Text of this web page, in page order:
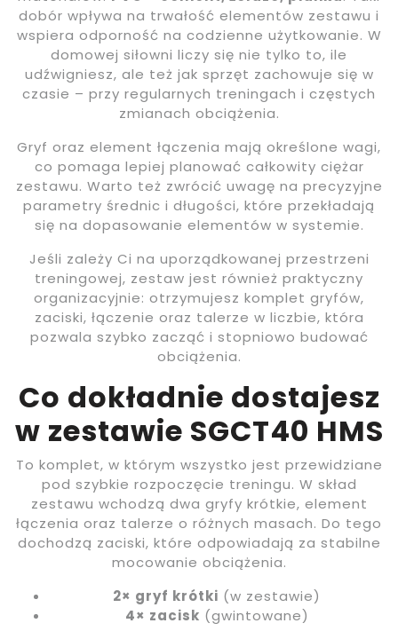
dobór wpływa na trwałość elementów zestawu i
wspiera odporność na codzienne użytkowanie. W
domowej siłowni liczy się nie tylko to, ile
udźwigniesz, ale też jak sprzęt zachowuje się w
czasie – przy regularnych treningach i częstych
zmianach obciążenia.
Gryf oraz element łączenia mają określone wagi,
co pomaga lepiej planować całkowity ciężar
zestawu. Warto też zwrócić uwagę na precyzyjne
parametry średnic i długości, które przekładają
się na dopasowanie elementów w systemie.
Jeśli zależy Ci na uporządkowanej przestrzeni
treningowej, zestaw jest również praktyczny
organizacyjnie: otrzymujesz komplet gryfów,
zaciski, łączenie oraz talerze w liczbie, która
pozwala szybko zacząć i stopniowo budować
obciążenia.
Co dokładnie dostajesz
w zestawie SGCT40 HMS
To komplet, w którym wszystko jest przewidziane
pod szybkie rozpoczęcie treningu. W skład
zestawu wchodzą dwa gryfy krótkie, element
łączenia oraz talerze o różnych masach. Do tego
dochodzą zaciski, które odpowiadają za stabilne
mocowanie obciążenia.
2× gryf krótki (w zestawie)
4× zacisk (gwintowane)